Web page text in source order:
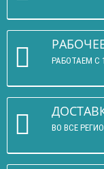
РАБОТАЕМ С
ВО ВСЕ